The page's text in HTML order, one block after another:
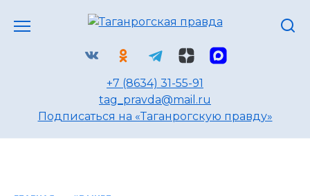
+7 (8634) 31-55-91
tag_pravda@mail.ru
Подписаться на «Таганрогскую правду»